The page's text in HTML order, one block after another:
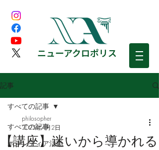
​ニューアクロポリス
記事
すべての記事
ボランティア活動
すべての記事
【講座】迷いから導かれる
philosopher
2025年4月2日